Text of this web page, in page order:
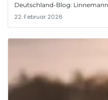
Deutschland-Blog:
22. Februar 2026